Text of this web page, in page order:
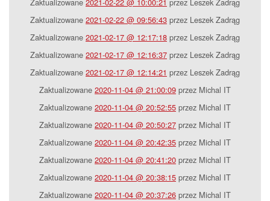
Zaktualizowane 2021-02-22 @ 09:56:43 przez Leszek Zadrąg
Zaktualizowane 2021-02-17 @ 12:17:18 przez Leszek Zadrąg
Zaktualizowane 2021-02-17 @ 12:16:37 przez Leszek Zadrąg
Zaktualizowane 2021-02-17 @ 12:14:21 przez Leszek Zadrąg
Zaktualizowane 2020-11-04 @ 21:00:09 przez Michal IT
Zaktualizowane 2020-11-04 @ 20:52:55 przez Michal IT
Zaktualizowane 2020-11-04 @ 20:50:27 przez Michal IT
Zaktualizowane 2020-11-04 @ 20:42:35 przez Michal IT
Zaktualizowane 2020-11-04 @ 20:41:20 przez Michal IT
Zaktualizowane 2020-11-04 @ 20:38:15 przez Michal IT
Zaktualizowane 2020-11-04 @ 20:37:26 przez Michal IT